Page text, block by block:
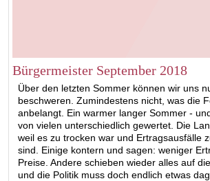
Bürgermeister September 2018
Über den letzten Sommer können wir uns
beschweren. Zumindestens nicht, was die
anbelangt. Ein warmer langer Sommer -
von vielen unterschiedlich gewertet. Die
weil es zu trocken war und Ertragsausfälle
sind. Einige kontern und sagen: weniger
Preise. Andere schieben wieder alles auf
und die Politik muss doch endlich etwas